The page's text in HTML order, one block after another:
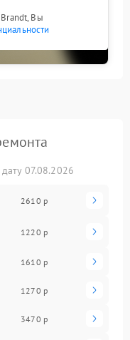
Brandt, Вы
07.08.2026
2610 р
1220 р
1610 р
1270 р
3470 р